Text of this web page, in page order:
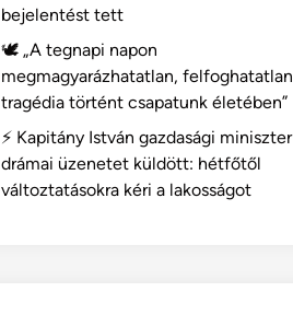
bejelentést tett
🕊️ „A tegnapi napon
megmagyarázhatatlan, felfoghatatlan
tragédia történt csapatunk életében”
⚡ Kapitány István gazdasági miniszter
drámai üzenetet küldött: hétfőtől
változtatásokra kéri a lakosságot